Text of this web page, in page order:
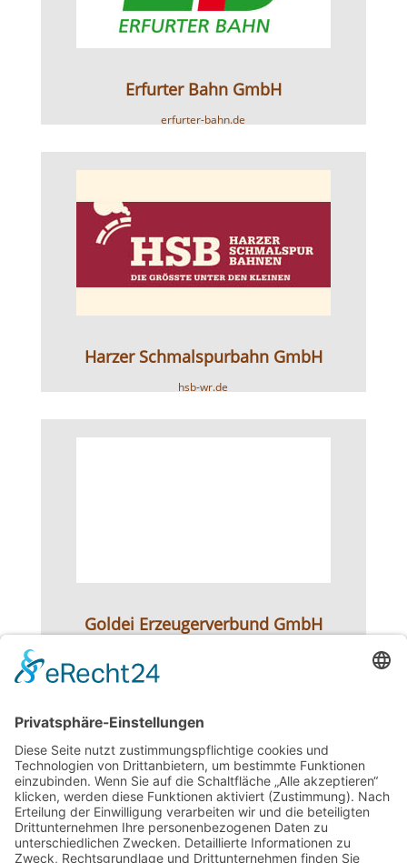
Erfurter Bahn GmbH
erfurter-bahn.de
Harzer Schmalspurbahn GmbH
hsb-wr.de
Goldei Erzeugerverbund GmbH